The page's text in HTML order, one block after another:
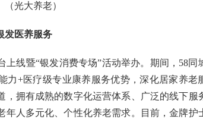
光大养老）
发医养服务
线暨“银发消费专场”活动举办。期间，58同
力+医疗级专业康养服务优势，深化居家养老
，拥有成熟的数字化运营体系、广泛的线下服
年人多元化、个性化养老需求。目前，金牌护